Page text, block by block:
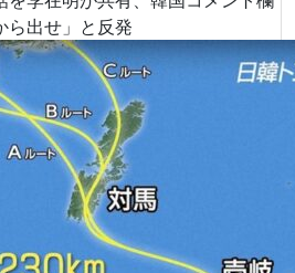
ら出せ」と反発